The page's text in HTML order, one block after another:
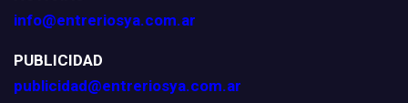
info@entreriosya.com.ar
PUBLICIDAD
publicidad@entreriosya.com.ar